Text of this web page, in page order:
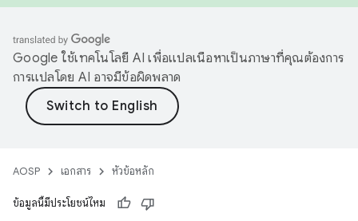
Google ใช้เทคโนโลยี AI เพื่อแปลเนื้อหาเป็นภาษาที่คุณต้องการ
การแปลโดย AI อาจมีข้อผิดพลาด
AOSP เอกสาร หัวข้อหลัก
ข้อมูลนี้มีประโยชน์ไหม